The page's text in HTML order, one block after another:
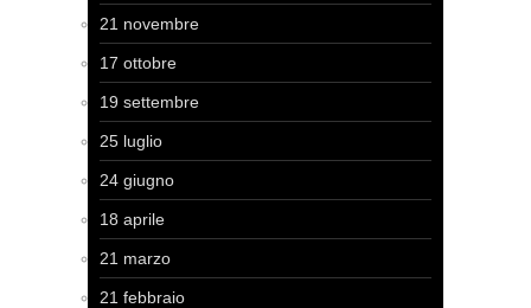
21 novembre
17 ottobre
19 settembre
25 luglio
24 giugno
18 aprile
21 marzo
21 febbraio